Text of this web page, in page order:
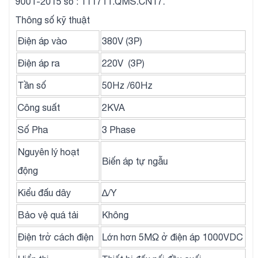
Thông số kỹ thuật
Điện áp vào
380V (3P)
Điện áp ra 220V (3P)
Tần số 50Hz /60Hz
Công suất 2KVA
Số Pha 3 Phase
Nguyên lý hoạt
động
Biến áp tự ngẫu
Kiểu đấu dây ∆/Y
Bảo vệ quá tải Không
Điện trở cách điện Lớn hơn 5MΩ ở điện áp 1000VDC